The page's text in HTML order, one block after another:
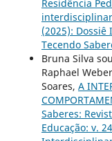
Residência
interdisciplinar
(2025): Dossiê
Tecendo
Bruna Silva
Raphael
Soares, A
Saberes:
Educação: v.